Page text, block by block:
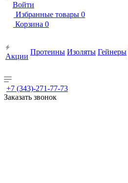
Войти
Избранные товары 0
Корзина 0
Акции
Протеины Изоляты Гейнеры
+7 (343)-271-77-73
Заказать звонок